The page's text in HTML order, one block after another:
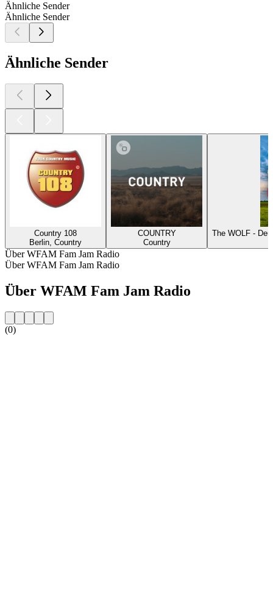
Ähnliche Sender
Ähnliche Sender
Ähnliche Sender
Country 108
Berlin, Country
COUNTRY
Country
The WOLF -
Über WFAM Fam Jam Radio
Über WFAM Fam Jam Radio
Über WFAM Fam Jam Radio
(0)